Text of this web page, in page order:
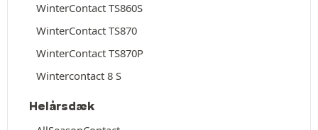
WinterContact TS860S
WinterContact TS870
WinterContact TS870P
Wintercontact 8 S
Helårsdæk